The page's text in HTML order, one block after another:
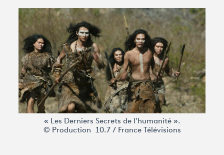
connexion
Avantages fidélité
« Les Derniers Secrets de l’humanité ».
© Production 10.7 / France Télévisions